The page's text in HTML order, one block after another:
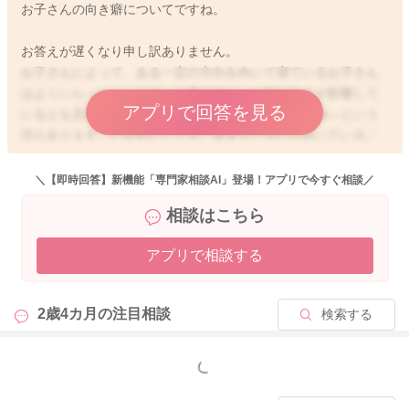
お子さんの向き癖についてですね。
お答えが遅くなり申し訳ありません。
お子さんによって、ある一定の方向を向いて寝ているお子さん
はよくいらっしゃいます。お腹の中にいた時の向きが影響して
いるとも言われていますが、明るい方に向くことが多いという
説もあります。いずれにしても、あまり一方だけ向いているこ
とで、血色が悪くなってしまったり、頭の形が悪くなったり、
一部分だけ髪の毛が薄くなったりすることもあります。です
り、ねんねばかりの時期を過ぎると、治ってくることがほとん
どです。ですので、見守りでも問題ないと思いますが、もし気
になるようでしたら、頭と足の向きを逆に寝かせてあげたりす
向きに向いてくれるようになることもありますので、よろしけ
ればお試しくださいね。特に緊急性があるわけではないので、
たら、健診や予防接種の際にご相談なさってみてくださいね。
アプリで回答を見る
＼【即時回答】新機能「専門家相談AI」登場！アプリで今すぐ相談／
相談はこちら
アプリで相談する
2歳4カ月の注目相談 検索する
もっと見る